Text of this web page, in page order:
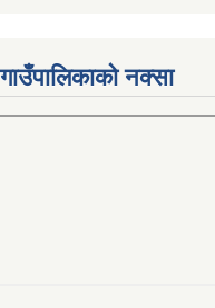
नक्सा